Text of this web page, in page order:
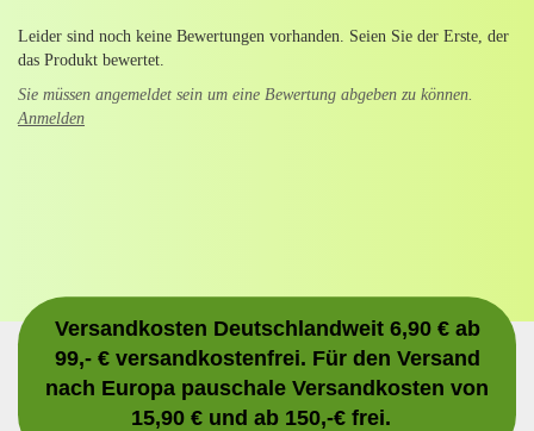
Leider sind noch keine Bewertungen vorhanden. Seien Sie der Erste, der
das Produkt bewertet.
Sie müssen angemeldet sein um eine Bewertung abgeben zu können.
Anmelden
Versandkosten Deutschlandweit 6,90 € ab
99,- € versandkostenfrei. Für den Versand
nach Europa pauschale Versandkosten von
15,90 € und ab 150,-€ frei.